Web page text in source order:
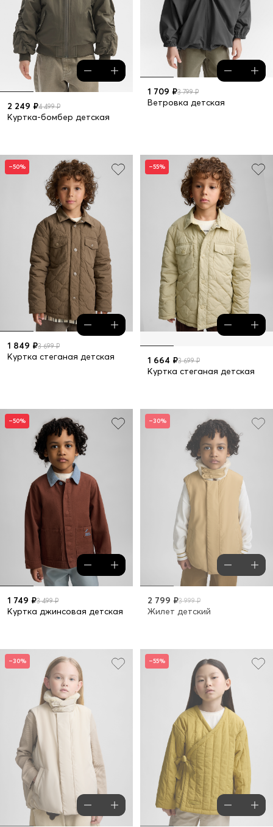
2 249 ₽4 499 ₽
Куртка-бомбер детская
1 709 ₽3 799 ₽
Ветровка детская
–50%
1 849 ₽3 699 ₽
Куртка стеганая детская
–55%
1 664 ₽3 699 ₽
Куртка стеганая детская
–50%
1 749 ₽3 499 ₽
Куртка джинсовая детская
–30%
2 799 ₽3 999 ₽
Жилет детский
–30% –55%